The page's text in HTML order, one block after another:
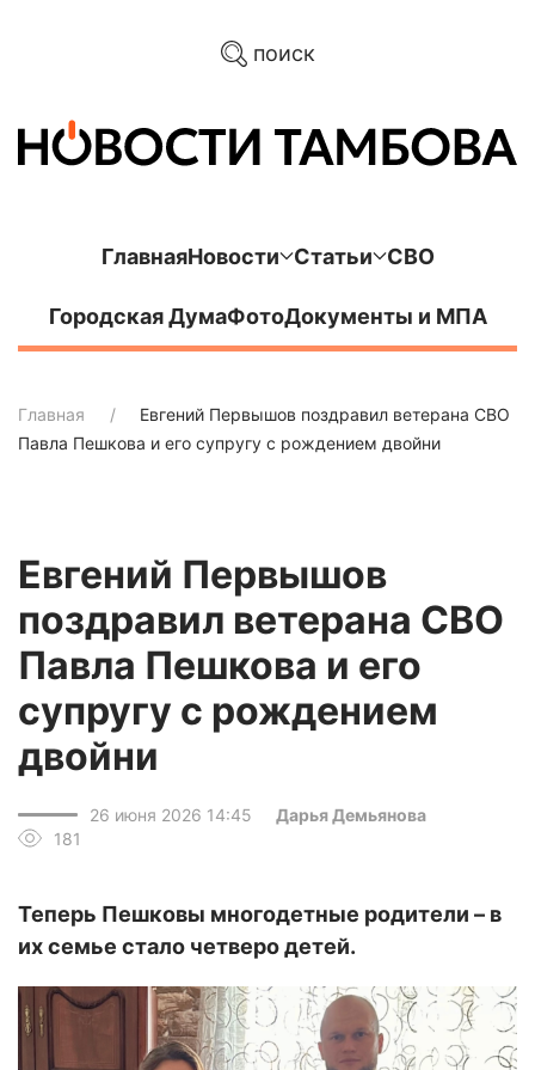
поиск
ГлавнаяНовости Статьи СВО
Городская ДумаФотоДокументы и МПА
Главная
Евгений Первышов поздравил ветерана СВО
Павла Пешкова и его супругу с рождением двойни
Евгений Первышов
поздравил ветерана СВО
Павла Пешкова и его
супругу с рождением
двойни
26 июня 2026 14:45
Дарья Демьянова
181
Теперь Пешковы многодетные родители – в
их семье стало четверо детей.